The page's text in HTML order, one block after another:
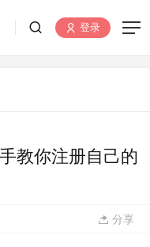
登录
教你注册自己的
分享